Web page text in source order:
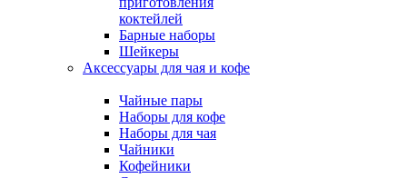
коктейлей
Барные наборы
Шейкеры
Аксессуары для чая и кофе
Чайные пары
Наборы для кофе
Наборы для чая
Чайники
Кофейники